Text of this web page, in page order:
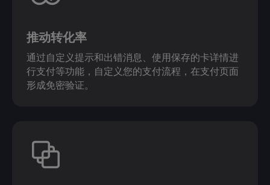
推动转化率
通过自定义提示和出错消息、使用保存的卡详情进
行支付等功能，自定义您的支付流程，在支付页面
形成免密验证。